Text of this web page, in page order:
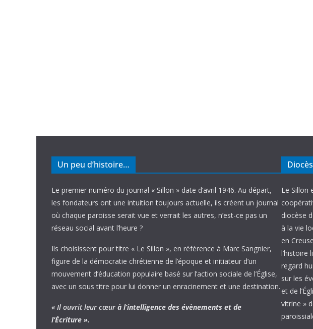
Un peu d’histoire…
Le premier numéro du journal « Sillon » date d’avril 1946. Au départ,
les fondateurs ont une intuition toujours actuelle, ils créent un journal
où chaque paroisse serait vue et verrait les autres, n’est-ce pas un
réseau social avant l’heure ?
Ils choisissent pour titre « Le Sillon », en référence à Marc Sangnier,
figure de la démocratie chrétienne de l’époque et initiateur d’un
mouvement d’éducation populaire basé sur l’action sociale de l’Église,
avec un sous titre pour lui donner un enracinement et une destination.
« Il ouvrit leur cœur à l’intelligence des évènements et de
l’Écriture ».
Le Sillon
diocèse
à la vie
en
l’histoire
regard
sur les
et de
vitrine »